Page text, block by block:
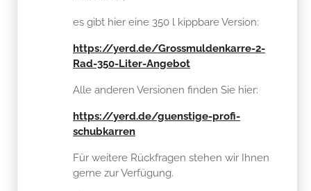
es gibt hier eine 350 l kippbare Version:
https://yerd.de/Grossmuldenkarre-2-
Rad-350-Liter-Angebot
Alle anderen Versionen finden Sie hier:
https://yerd.de/guenstige-profi-
schubkarren
Für weitere Rückfragen stehen wir Ihnen
gerne zur Verfügung.